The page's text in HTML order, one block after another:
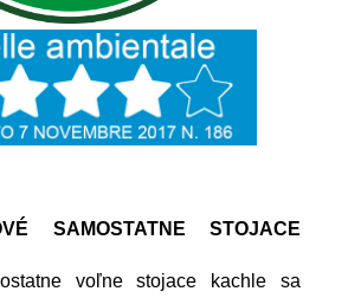
SAMOSTATNE STOJACE
voľne stojace kachle sa